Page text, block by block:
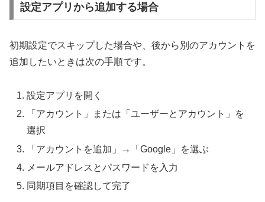
設定アプリから追加する場合
初期設定でスキップした場合や、後から別のアカウントを
追加したいときは次の手順です。
設定アプリを開く
「アカウント」または「ユーザーとアカウント」を
選択
「アカウントを追加」→「Google」を選ぶ
メールアドレスとパスワードを入力
同期項目を確認して完了